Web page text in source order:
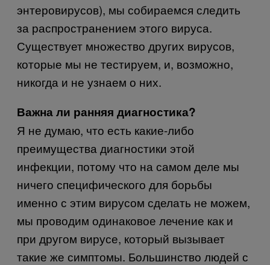
энтеровирусов), мы собираемся следить
за распространением этого вируса.
Существует множество других вирусов,
которые мы не тестируем, и, возможно,
никогда и не узнаем о них.
Важна ли ранняя диагностика?
Я не думаю, что есть какие-либо
преимущества диагностики этой
инфекции, потому что на самом деле мы
ничего специфического для борьбы
именно с этим вирусом сделать не можем,
мы проводим одинаковое лечение как и
при другом вирусе, который вызывает
такие же симптомы. Большинство людей с